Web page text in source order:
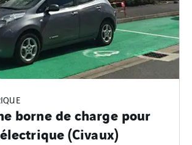
borne de charge pour
(Civaux)